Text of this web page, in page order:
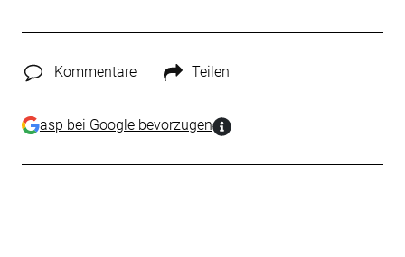
Kommentare Teilen
asp bei Google bevorzugen